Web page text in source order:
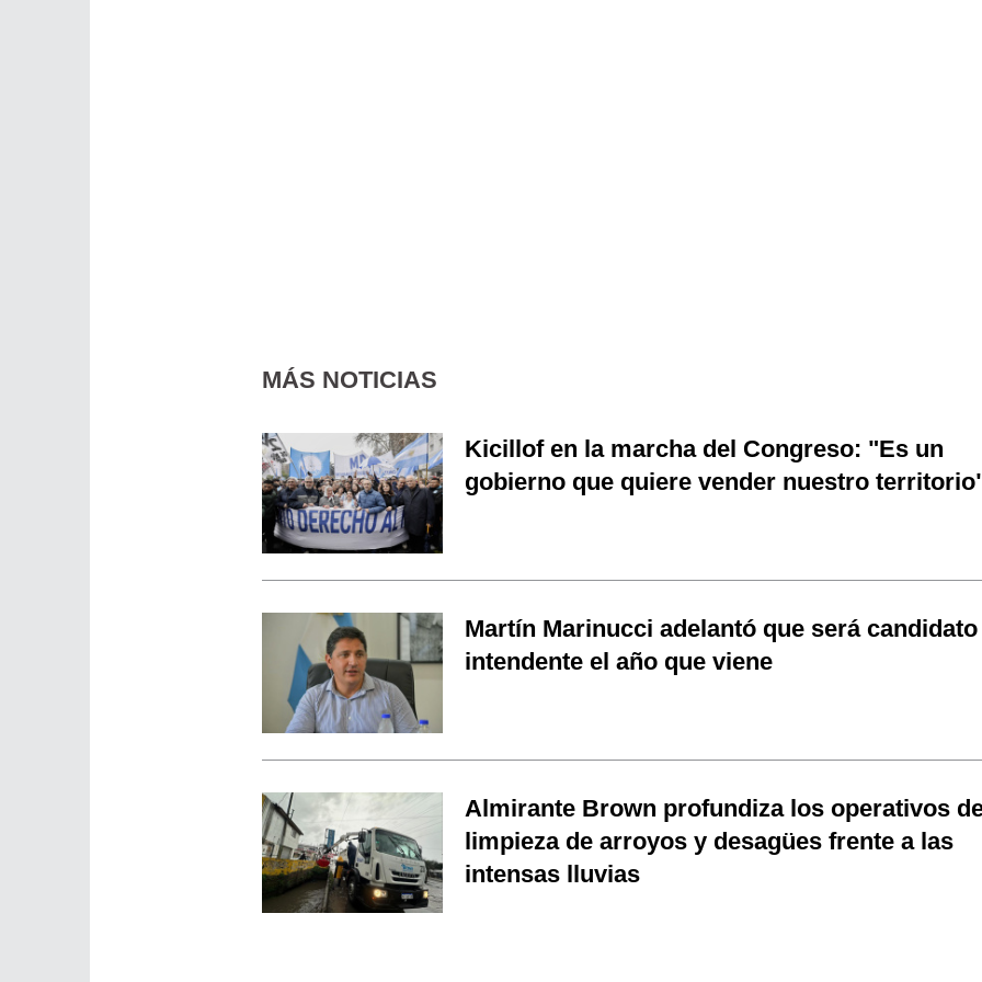
MÁS NOTICIAS
Kicillof en la marcha del Congreso: "Es un
gobierno que quiere vender nuestro
Martín Marinucci adelantó que será candidato
intendente el año que viene
Almirante Brown profundiza los operativos
limpieza de arroyos y desagües frente a las
intensas lluvias